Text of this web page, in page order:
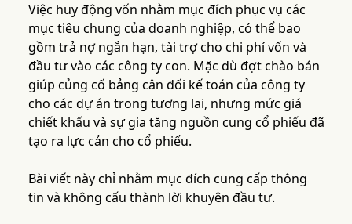
Việc huy động vốn nhằm mục đích phục vụ các
mục tiêu chung của doanh nghiệp, có thể bao
gồm trả nợ ngắn hạn, tài trợ cho chi phí vốn và
đầu tư vào các công ty con. Mặc dù đợt chào bán
giúp củng cố bảng cân đối kế toán của công ty
cho các dự án trong tương lai, nhưng mức giá
chiết khấu và sự gia tăng nguồn cung cổ phiếu đã
tạo ra lực cản cho cổ phiếu.
Bài viết này chỉ nhằm mục đích cung cấp thông
tin và không cấu thành lời khuyên đầu tư.